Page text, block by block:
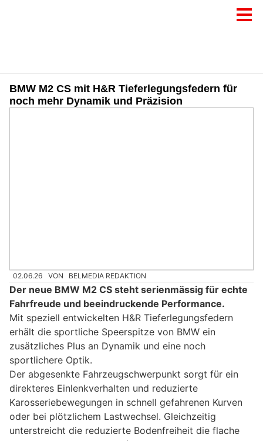
BMW M2 CS mit H&R Tieferlegungsfedern für
noch mehr Dynamik und Präzision
02.06.26 VON BELMEDIA REDAKTION
Der neue BMW M2 CS steht serienmässig für echte
Fahrfreude und beeindruckende Performance.
Mit speziell entwickelten H&R Tieferlegungsfedern
erhält die sportliche Speerspitze von BMW ein
zusätzliches Plus an Dynamik und eine noch
sportlichere Optik.
Der abgesenkte Fahrzeugschwerpunkt sorgt für ein
direkteres Einlenkverhalten und reduzierte
Karosseriebewegungen in schnell gefahrenen Kurven
oder bei plötzlichem Lastwechsel. Gleichzeitig
unterstreicht die reduzierte Bodenfreiheit die flache